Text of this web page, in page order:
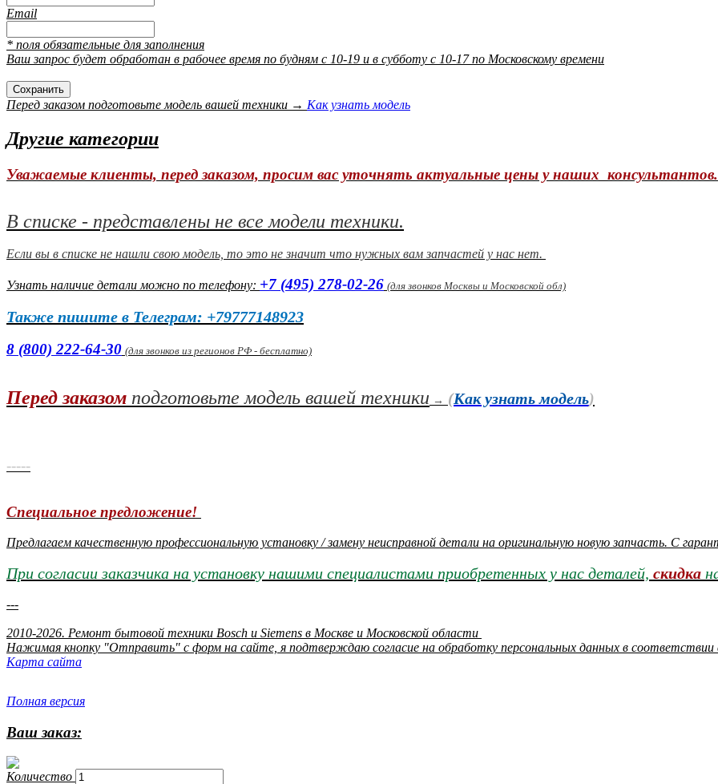
Email
* поля обязательные для заполнения
Ваш запрос будет обработан в рабочее время по будням с 10-19 и в субботу с 10-17 по Московскому времени
Перед заказом подготовьте модель вашей техники → Как узнать модель
Другие категории
Уважаемые клиенты, перед заказом, просим вас уточнять актуальные цены у наших консультантов.
В списке - представлены не все модели техники.
Если вы в списке не нашли свою модель, то это не значит что нужных вам запчастей у нас нет.
Узнать наличие детали можно по телефону: +7 (495) 278-02-26 (для звонков Москвы и Московской обл)
Также пишите в Телеграм: +79777148923
8 (800) 222-64-30 (для звонков из регионов РФ - бесплатно)
Перед заказом подготовьте модель вашей техники → (Как узнать модель)
-----
Специальное предложение!
Предлагаем качественную профессиональную установку / замену неисправной детали на оригинальную новую запчасть. С
При согласии заказчика на установку нашими специалистами приобретенных у нас деталей, скидка
---
2010-2026. Ремонт бытовой техники Bosch и Siemens в Москве и Московской области
Нажимая кнопку "Отправить" c форм на сайте, я подтверждаю согласие на обработку персональных данных в соответствии
Карта сайта
Полная версия
Ваш заказ:
Количество